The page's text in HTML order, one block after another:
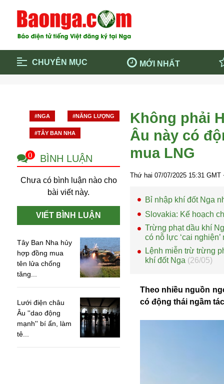
CHUYÊN MỤC MỚI NHẤT
Cộng đồng
Thông
Cuộc sống quanh ta
Khám
Quảng cáo
Chính trị
#NGA #NĂNG LƯỢNG
#TÂY BAN NHA
0 BÌNH LUẬN
Chưa có bình luận nào cho
bài viết này.
VIẾT BÌNH LUẬN
Tây Ban Nha hủy
hợp đồng mua
tên lửa chống
tăng...
Lưới điện châu
Âu ''dao động
mạnh'' bí ẩn, làm
tê...
Không phải
Âu này có
mua LNG
Thứ hai 07/07/2025 15:31 GMT
Bỉ nhập khí đốt Nga
Slovakia: Kế hoạch
Trừng phạt dầu khí
có nỗ lực ‘cai
Lệnh miễn trừ trừng
khí đốt Nga (26/05)
Theo nhiều nguồn
có động thái ngầm